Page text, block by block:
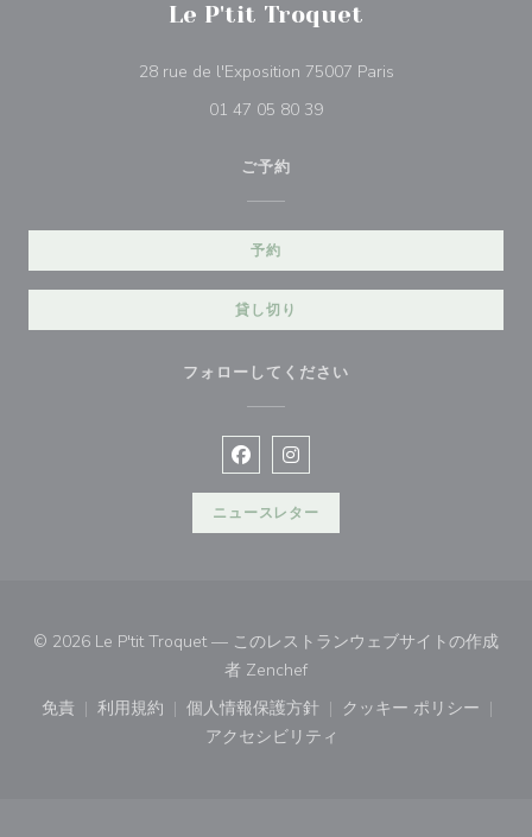
Le P'tit Troquet
28 rue de l'Exposition 75007 Paris((新しいウィンド
01 47 05 80 39
ご予約
予約
貸し切り
フォローしてください
Facebook ((新しいウィンドウで
Instagram ((新しいウィンド
ニュースレター
© 2026 Le P'tit Troquet — このレストランウェブサイトの作成
者 Zenchef((新しいウィンドウで開きま
免責
((新しいウィンドウで開きます))
利用規約
((新しいウィンドウで開きます))
個人情報保護方針
((新しいウィンドウで開きます))
クッキー ポリシー
((新しいウィ
アクセシビリティ
((新しいウィンドウで開きます))